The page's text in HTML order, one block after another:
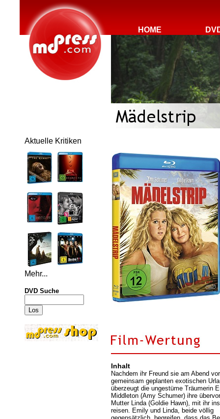
HOME
Aktuelle Kritiken
Mehr...
DVD Suche
Inhalt
Nachdem ihr Freund sie am Abend
gemeinsam geplanten exotischen
überzeugt die ungestüme Träumerin
Middleton (Amy Schumer) ihre
Mutter Linda (Goldie Hawn), mit ihr
reisen. Emily und Linda, beide völlig